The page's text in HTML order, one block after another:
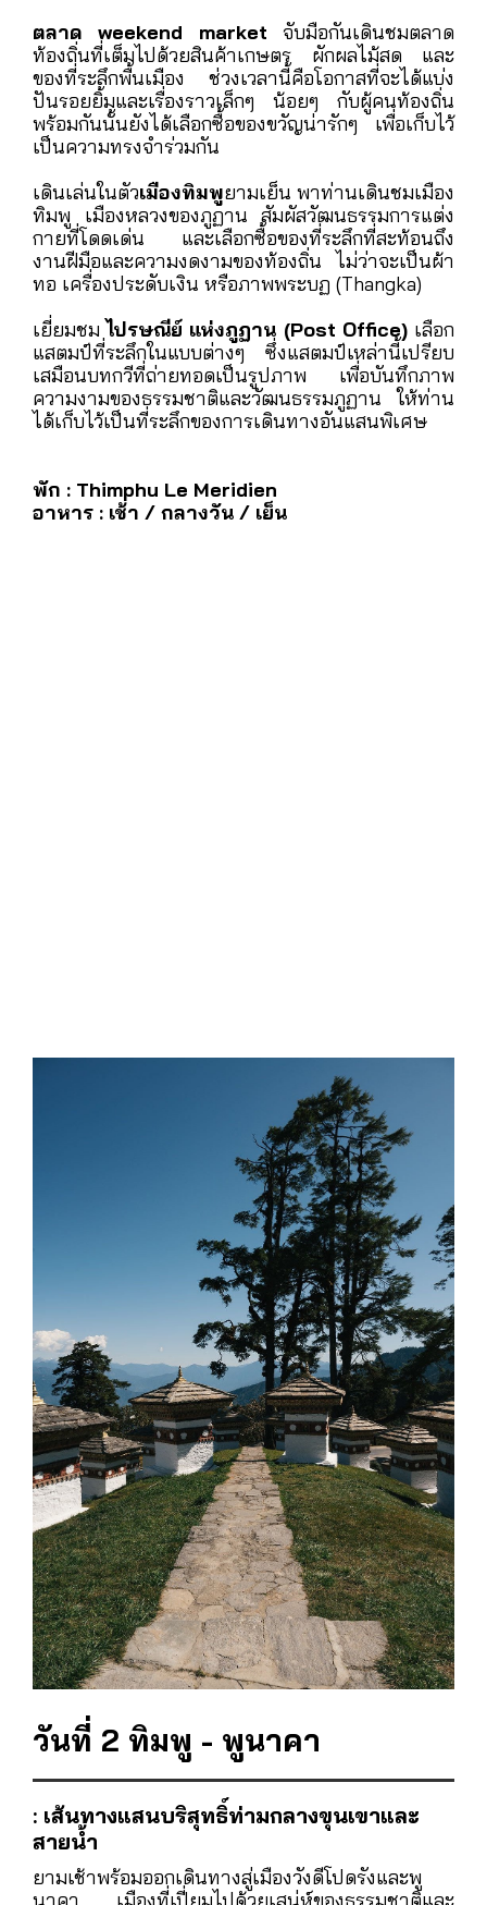
ตลาด weekend market จับมือกันเดินชมตลาด
ท้องถิ่นที่เต็มไปด้วยสินค้าเกษตร ผักผลไม้สด และ
ของที่ระลึกพื้นเมือง ช่วงเวลานี้คือโอกาสที่จะได้แบ่ง
ปันรอยยิ้มและเรื่องราวเล็กๆ น้อยๆ กับผู้คนท้องถิ่น
พร้อมกันนั้นยังได้เลือกซื้อของขวัญน่ารักๆ เพื่อเก็บไว้
เป็นความทรงจำร่วมกัน
เดินเล่นในตัวเมืองทิมพูยามเย็น พาท่านเดินชมเมือง
ทิมพู เมืองหลวงของภูฏาน สัมผัสวัฒนธรรมการแต่ง
กายที่โดดเด่น และเลือกซื้อของที่ระลึกที่สะท้อนถึง
งานฝีมือและความงดงามของท้องถิ่น ไม่ว่าจะเป็นผ้า
ทอ เครื่องประดับเงิน หรือภาพพระบฏ (Thangka)
เยี่ยมชม ไปรษณีย์ แห่งภูฏาน (Post Office)เลือก
แสตมป์ที่ระลึกในแบบต่างๆ ซึ่งแสตมป์เหล่านี้เปรียบ
เสมือนบทกวีที่ถ่ายทอดเป็นรูปภาพ เพื่อบันทึกภาพ
ความงามของธรรมชาติและวัฒนธรรมภูฏาน ให้ท่าน
ได้เก็บไว้เป็นที่ระลึกของการเดินทางอันแสนพิเศษ
พัก : Thimphu Le Meridien
อาหาร : เช้า / กลางวัน / เย็น